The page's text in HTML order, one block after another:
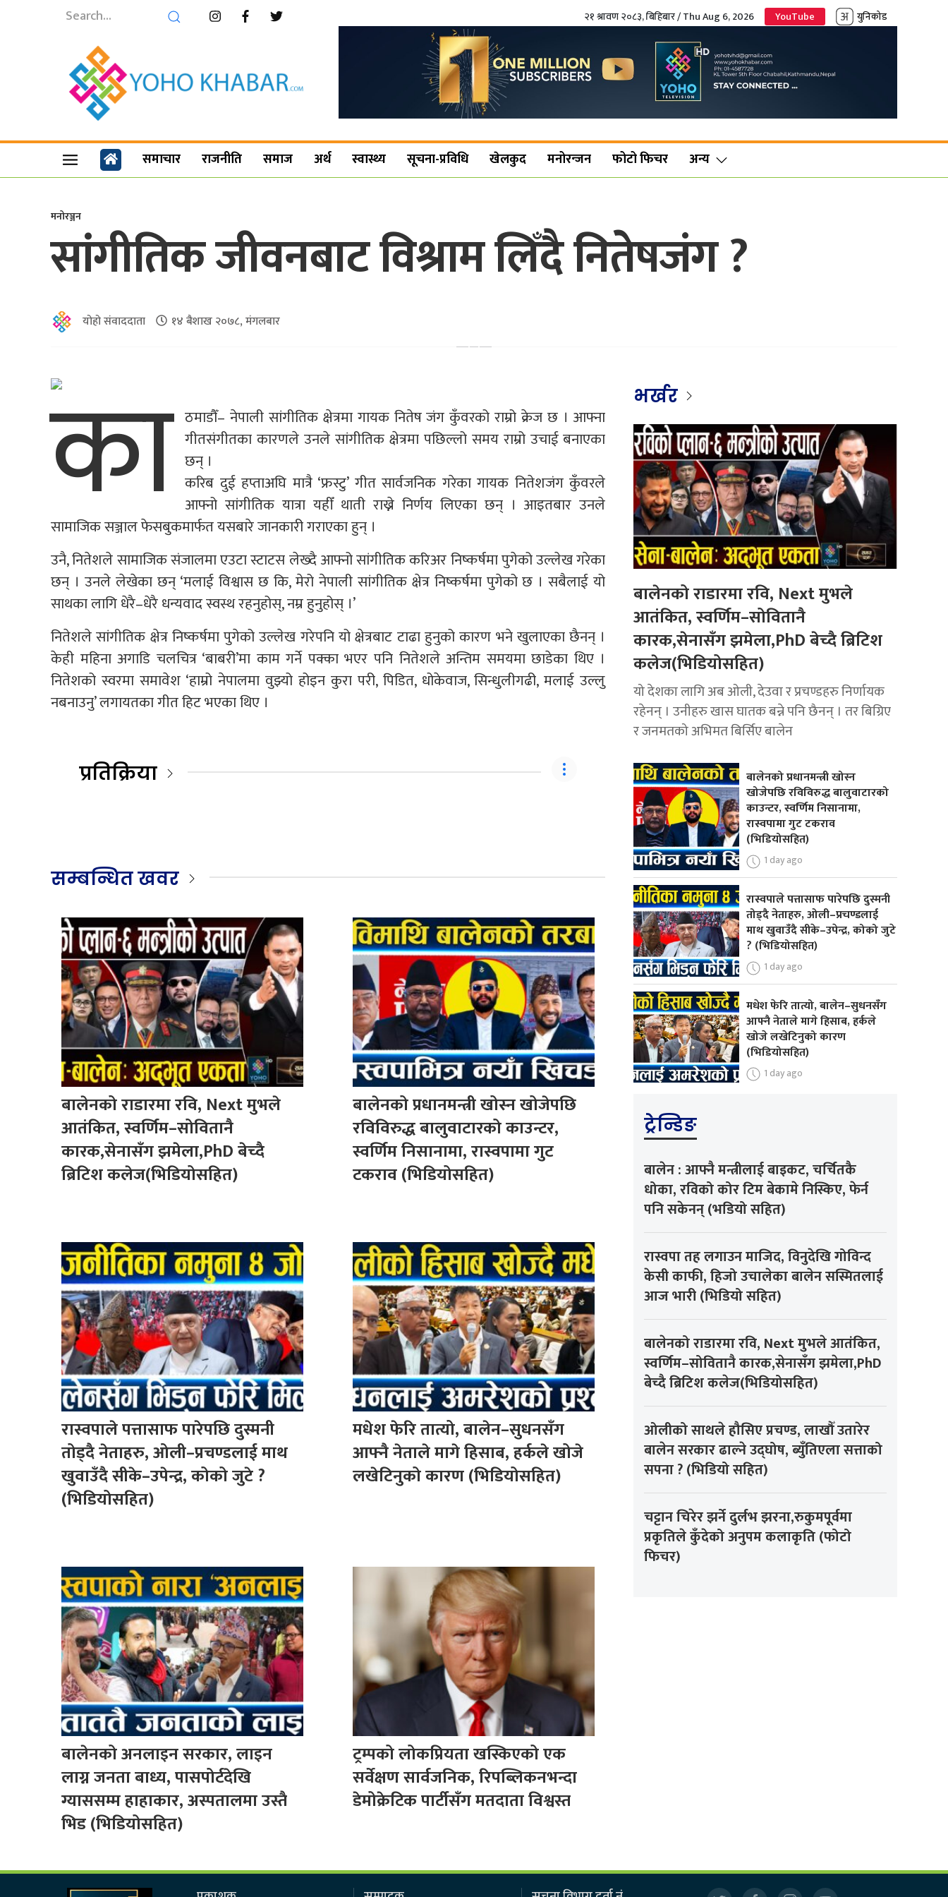
२१ श्रावण २०८३, बिहिबार / Thu Aug 6, 2026 YouTube युनिकोड
समाचार राजनीति समाज अर्थ स्वास्थ्य सूचना-प्रविधि खेलकुद मनोरन्जन फोटो फिचर अन्य
मनोरञ्जन
सांगीतिक जीवनबाट विश्राम लिँदै नितेषजंग ?
योहो संवाददाता १४ बैशाख २०७८, मंगलबार
का ठमाडौँ– नेपाली सांगीतिक क्षेत्रमा गायक नितेष जंग कुँवरको राम्रो क्रेज छ । आफ्ना
गीतसंगीतका कारणले उनले सांगीतिक क्षेत्रमा पछिल्लो समय राम्रो उचाई बनाएका
छन् ।
करिब दुई हप्ताअघि मात्रै ‘फ्रस्टु’ गीत सार्वजनिक गरेका गायक नितेशजंग कुँवरले
आफ्नो सांगीतिक यात्रा यहीँ थाती राख्ने निर्णय लिएका छन् । आइतबार उनले
सामाजिक सञ्जाल फेसबुकमार्फत यसबारे जानकारी गराएका हुन् ।
उनै, नितेशले सामाजिक संजालमा एउटा स्टाटस लेख्दै आफ्नो सांगीतिक करिअर निष्कर्षमा पुगेको उल्लेख गरेका
छन् । उनले लेखेका छन् ‘मलाई विश्वास छ कि, मेरो नेपाली सांगीतिक क्षेत्र निष्कर्षमा पुगेको छ । सबैलाई यो
साथका लागि धेरै–धेरै धन्यवाद स्वस्थ रहनुहोस्, नम्र हुनुहोस् ।’
नितेशले सांगीतिक क्षेत्र निष्कर्षमा पुगेको उल्लेख गरेपनि यो क्षेत्रबाट टाढा हुनुको कारण भने खुलाएका छैनन् ।
केही महिना अगाडि चलचित्र ‘बाबरी’मा काम गर्ने पक्का भएर पनि नितेशले अन्तिम समयमा छाडेका थिए ।
नितेशको स्वरमा समावेश ‘हाम्रो नेपालमा वुझ्यो होइन कुरा परी, पिडित, धोकेवाज, सिन्धुलीगढी, मलाई उल्लु
नबनाउनु’ लगायतका गीत हिट भएका थिए ।
प्रतिक्रिया
सम्बन्धित खवर
बालेनको राडारमा रवि, Next मुभले
आतंकित, स्वर्णिम–सोवितानै
कारक,सेनासँग झमेला,PhD बेच्दै
ब्रिटिश कलेज(भिडियोसहित)
बालेनको प्रधानमन्त्री खोस्न खोजेपछि
रविविरुद्ध बालुवाटारको काउन्टर,
स्वर्णिम निसानामा, रास्वपामा गुट
टकराव (भिडियोसहित)
रास्वपाले पत्तासाफ पारेपछि दुस्मनी
तोड्दै नेताहरु, ओली–प्रचण्डलाई माथ
खुवाउँदै सीके–उपेन्द्र, कोको जुटे ?
(भिडियोसहित)
मधेश फेरि तात्यो, बालेन–सुधनसँग
आफ्नै नेताले मागे हिसाब, हर्कले खोजे
लखेटिनुको कारण (भिडियोसहित)
बालेनको अनलाइन सरकार, लाइन
लाग्न जनता बाध्य, पासपोर्टदेखि
ग्याससम्म हाहाकार, अस्पतालमा उस्तै
भिड (भिडियोसहित)
ट्रम्पको लोकप्रियता खस्किएको एक
सर्वेक्षण सार्वजनिक, रिपब्लिकनभन्दा
डेमोक्रेटिक पार्टीसँग मतदाता विश्वस्त
भर्खर
बालेनको राडारमा रवि, Next मुभले
आतंकित, स्वर्णिम–सोवितानै
कारक,सेनासँग झमेला,PhD बेच्दै ब्रिटिश
कलेज(भिडियोसहित)
यो देशका लागि अब ओली, देउवा र प्रचण्डहरु निर्णायक
रहेनन् । उनीहरु खास घातक बन्ने पनि छैनन् । तर बिग्रिए
र जनमतको अभिमत बिर्सिए बालेन
बालेनको प्रधानमन्त्री खोस्न
खोजेपछि रविविरुद्ध बालुवाटारको
काउन्टर, स्वर्णिम निसानामा,
रास्वपामा गुट टकराव
(भिडियोसहित)
1 day ago
रास्वपाले पत्तासाफ पारेपछि दुस्मनी
तोड्दै नेताहरु, ओली–प्रचण्डलाई
माथ खुवाउँदै सीके–उपेन्द्र, कोको जुटे
? (भिडियोसहित)
1 day ago
मधेश फेरि तात्यो, बालेन–सुधनसँग
आफ्नै नेताले मागे हिसाब, हर्कले
खोजे लखेटिनुको कारण
(भिडियोसहित)
1 day ago
ट्रेन्डिङ
बालेन : आफ्नै मन्त्रीलाई बाइकट, चर्चितकै
धोका, रविको कोर टिम बेकामे निस्किए, फेर्न
पनि सकेनन् (भडियो सहित)
रास्वपा तह लगाउन माजिद, विनुदेखि गोविन्द
केसी काफी, हिजो उचालेका बालेन सस्मितलाई
आज भारी (भिडियो सहित)
बालेनको राडारमा रवि, Next मुभले आतंकित,
स्वर्णिम–सोवितानै कारक,सेनासँग झमेला,PhD
बेच्दै ब्रिटिश कलेज(भिडियोसहित)
ओलीको साथले हौसिए प्रचण्ड, लाखौँ उतारेर
बालेन सरकार ढाल्ने उद्घोष, ब्युँतिएला सत्ताको
सपना ? (भिडियो सहित)
चट्टान चिरेर झर्ने दुर्लभ झरना,रुकुमपूर्वमा
प्रकृतिले कुँदेको अनुपम कलाकृति (फोटो
फिचर)